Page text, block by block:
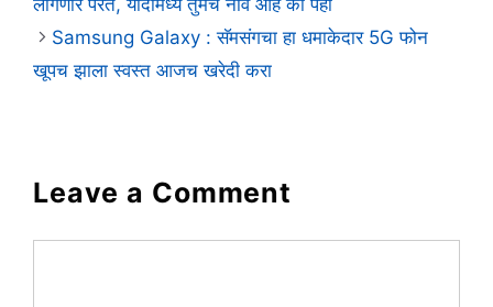
Samsung Galaxy : सॅमसंगचा हा धमाकेदार 5G फोन
खूपच झाला स्वस्त आजच खरेदी करा
Leave a Comment